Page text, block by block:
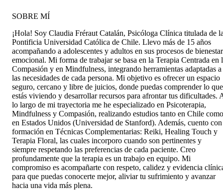
SOBRE MÍ
¡Hola! Soy Claudia Fréraut Catalán, Psicóloga Clínica titulada de
Pontificia Universidad Católica de Chile. Llevo más de 15 años
acompañando a adolescentes y adultos en sus procesos de bienestar
emocional. Mi forma de trabajar se basa en la Terapia Centrada en
Compasión y en Mindfulness, integrando herramientas adaptadas a
las necesidades de cada persona. Mi objetivo es ofrecer un espacio
seguro, cercano y libre de juicios, donde puedas comprender lo que
estás viviendo y desarrollar recursos para afrontar tus dificultades.
lo largo de mi trayectoria me he especializado en Psicoterapia,
Mindfulness y Compasión, realizando estudios tanto en Chile como
en Estados Unidos (Universidad de Stanford). Además, cuento con
formación en Técnicas Complementarias: Reiki, Healing Touch y
Terapia Floral, las cuales incorporo cuando son pertinentes y
siempre respetando las preferencias de cada paciente. Creo
profundamente que la terapia es un trabajo en equipo. Mi
compromiso es acompañarte con respeto, calidez y evidencia
para que puedas conocerte mejor, aliviar tu sufrimiento y avanzar
hacia una vida más plena.